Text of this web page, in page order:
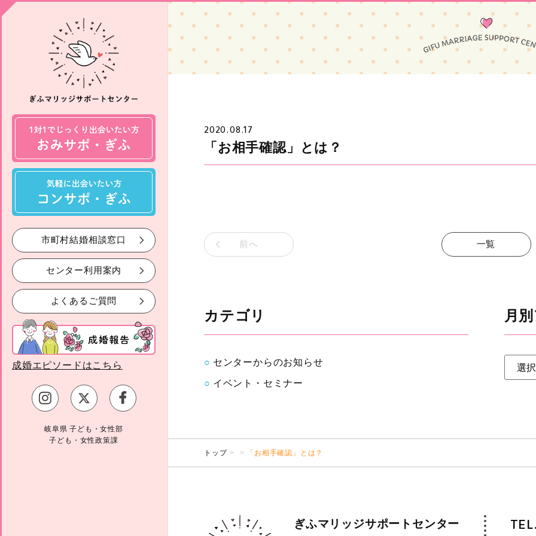
市町村結婚相談窓口
センター利用案内
よくあるご質問
成婚エピソードはこちら
岐阜県 子ども・女性部
子ども・女性政策課
2020.08.17
「お相手確認」とは？
前へ 一覧
カテゴリ
センターからのお知らせ
イベント・セミナー
月
トップ 「お相手確認」とは？
ぎふマリッジサポートセンター